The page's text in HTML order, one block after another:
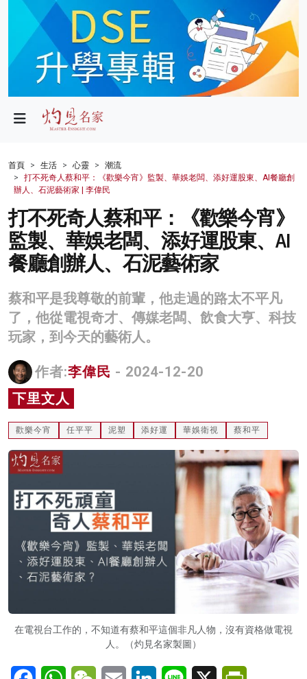
政局
財經
生活
健康
商業
科技
影片
名家榜
關於我們
首頁 生活 心靈
潮流
打不死奇人蔡和平：《歡樂今宵》監製、華娛老闆、添好運股東、AI餐廳創
辦人、石泥藝術家 | 李偉民
打不死奇人蔡和平：《歡樂今宵》
監製、華娛老闆、添好運股東、AI
餐廳創辦人、石泥藝術家
蔡和平是我尊敬的前輩，他走過的路太不平凡
了，他從電視奇才、傳媒老闆、飲食大亨、科技
玩家，到今天的藝術人。
作者:李偉民 - 2024-12-20
下里文人
歡樂今宵 任平平 泥塑 添好運 華娛衛視 蔡和平
在電視台工作的，不知道有蔡和平這個非凡人物，沒有資格做電視
人。（灼見名家製圖）
FacebookWhatsAppWeChatEmail LinkedInLine X